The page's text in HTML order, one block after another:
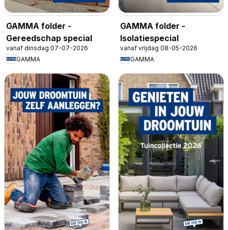
GAMMA folder -
Gereedschap special
vanaf dinsdag 07-07-2026
GAMMA
GAMMA folder -
Isolatiespecial
vanaf vrijdag 08-05-2026
GAMMA